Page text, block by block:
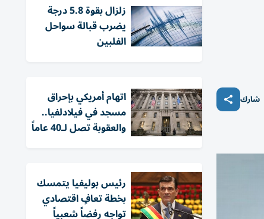
شارك
زلزال بقوة 5.8 درجة
يضرب قبالة سواحل
الفلبين
اتهام أمريكي بإحراق
مسجد في فيلادلفيا..
والعقوبة تصل لـ40 عاماً
رئيس بوليفيا يتمسك
بخطة تعافٍ اقتصادي
تواجه رفضاً شعبياً